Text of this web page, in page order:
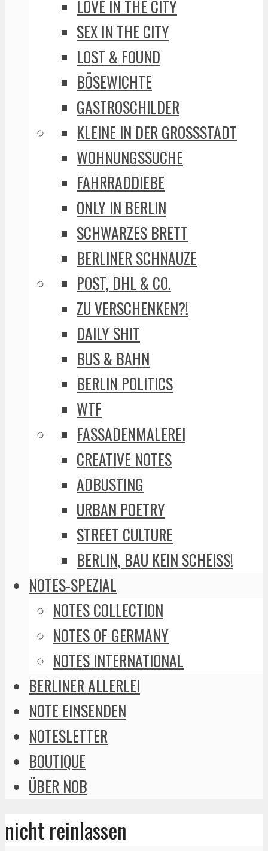
LOVE IN THE CITY
SEX IN THE CITY
LOST & FOUND
BÖSEWICHTE
GASTROSCHILDER
KLEINE IN DER GROSSSTADT
WOHNUNGSSUCHE
FAHRRADDIEBE
ONLY IN BERLIN
SCHWARZES BRETT
BERLINER SCHNAUZE
POST, DHL & CO.
ZU VERSCHENKEN?!
DAILY SHIT
BUS & BAHN
BERLIN POLITICS
WTF
FASSADENMALEREI
CREATIVE NOTES
ADBUSTING
URBAN POETRY
STREET CULTURE
BERLIN, BAU KEIN SCHEISS!
NOTES-SPEZIAL
NOTES COLLECTION
NOTES OF GERMANY
NOTES INTERNATIONAL
BERLINER ALLERLEI
NOTE EINSENDEN
NOTESLETTER
BOUTIQUE
ÜBER NOB
nicht reinlassen